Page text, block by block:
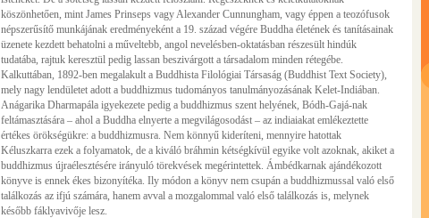
köszönhetően, mint James Prinseps vagy Alexander Cunnungham, vagy éppen a teozófusok
népszerűsítő munkájának eredményeként a 19. század végére Buddha életének és tanításainak
üzenete kezdett behatolni a műveltebb, angol nevelésben-oktatásban részesült hindúk
tudatába, rajtuk keresztül pedig lassan beszivárgott a társadalom minden rétegébe.
Kalkuttában, 1892-ben megalakult a Buddhista Filológiai Társaság (Buddhist Text Society),
mely nagy lendületet adott a buddhizmus tudományos tanulmányozásának Kelet-Indiában.
Anágarika Dharmapála igyekezete pedig a buddhizmus szent helyének, Bódh-Gajá-nak
feltámasztására – ahol a Buddha elnyerte a megvilágosodást – az indiaiakat emlékeztette
értékes örökségükre: a buddhizmusra. Nem könnyű kideríteni, mennyire hatottak
Kéluszkarra ezek a folyamatok, de a kiváló bráhmin kétségkívül egyike volt azoknak, akiket a
buddhizmus újraélesztésére irányuló törekvések megérintettek. Ámbédkarnak ajándékozott
könyve is ennek ékes bizonyítéka. Ily módon a könyv nem csupán a buddhizmussal való első
találkozás az ifjú számára, hanem avval a mozgalommal való első találkozás is, melynek
később fáklyavivője lesz.